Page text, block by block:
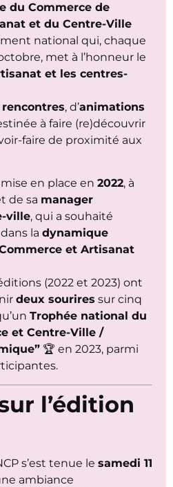
du Commerce de
et du Centre-Ville
national qui, chaque
met à l’honneur le
et les centres-
rencontres, d’animations
à faire (re)découvrir
faire de proximité aux
mise en place en 2022, à
de sa manager
ville, qui a souhaité
la dynamique
et Artisanat
(2022 et 2023) ont
deux sourires sur cinq
Trophée national du
et Centre-Ville /
🏆 en 2023, parmi
l’édition
s’est tenue le samedi 11
ambiance